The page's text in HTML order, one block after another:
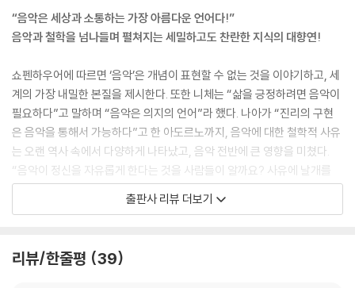
고 수업을 하였다. 이 책은 그간의 작업들을 모은 결과물이다.
--- p.11
루소에 따르면, 음악은 자연에서 들을 수 없는 것, 예를 들어 무기력함, 침
묵, 고요 등을 듣게 하는 놀라운 일을 완벽하게 해낸다. 음악은 음들의 운동
을 통해서 고요함을 모방할 수 있는데, 이는 음악이 고요함이라는 대상 자
체를 모방하지 않고 그것을 관찰하는 사람에게 미치는 영향을 모방하기 때
문이다. “모든 자연이 잠들어 있다 할지라도, 그것을 관찰하는 사람은 자지
않는다(Que toute la Mautre soitendormie, celuo qui la contem
ple ne dort pas).” 즉 음악은 관찰자에게 미치는 영향을 재현하기 때문
에, 소리를 내면서 고요함을 모방할 수 있다고 본 것이다. 이러한 측면에서
루소는 음악이 회화를 능가한다고 생각했다. 왜냐하면 회화는 볼 수 없는
있다고 보았기 때문이다.
“음악은 세상과 소통하는 가장 아름다운 언어다!”
음악과 철학을 넘나들며 펼쳐지는 세밀하고도 찬란한 지식의 대향연!
쇼펜하우어에 따르면 ‘음악’은 개념이 표현할 수 없는 것을 이야기하고, 세
계의 가장 내밀한 본질을 제시한다. 또한 니체는 “삶을 긍정하려면 음악이
필요하다”고 말하며 “음악은 의지의 언어”라 했다. 나아가 “진리의 구현
은 음악을 통해서 가능하다”고 한 아도르노까지, 음악에 대한 철학적 사유
는 오랜 역사 속에서 다양하게 나타났고, 음악 전반에 큰 영향을 미쳤다.
“음악이 정신을 자유롭게 한다는 것을 사람들이 알까요? 사유에 날개를
달아준다는 것을?”이라는 니체의 말처럼 이 책은 ‘음악은 어떻게 감정을
사로잡는가’, ‘음악은 천재의 산물인가?’, ‘음악이 세계의 본질을 드러낼 수
언가라는 저자의 말처럼 음악 이면에 펼쳐지는 철학을 탐구함으로써 음악
출판사 리뷰 더보기
리뷰/한줄평 39